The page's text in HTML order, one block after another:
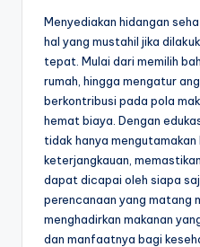
Menyediakan hidangan
hal yang mustahil jika
tepat. Mulai dari memilih
rumah, hingga mengatur
berkontribusi pada pola
hemat biaya. Dengan
tidak hanya
keterjangkauan,
dapat dicapai oleh siapa
perencanaan yang matang
menghadirkan makanan
dan manfaatnya bagi